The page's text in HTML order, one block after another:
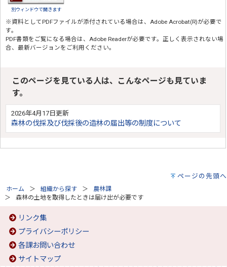
別ウィンドウで開きます
※資料としてPDFファイルが添付されている場合は、 Adobe Acrobat(R)が必要で
す。
PDF書類をご覧になる場合は、 Adobe Readerが必要です。正しく表示されない場
合、最新バージョンをご利用ください。
このページを見ている人は、こんなページも見ていま
す。
2026年4月17日更新
森林の伐採及び伐採後の造林の届出等の制度について
ページの先頭へ
ホーム 組織から探す
農林課
森林の土地を取得したときは届け出が必要です
リンク集
プライバシーポリシー
各課お問い合わせ
サイトマップ